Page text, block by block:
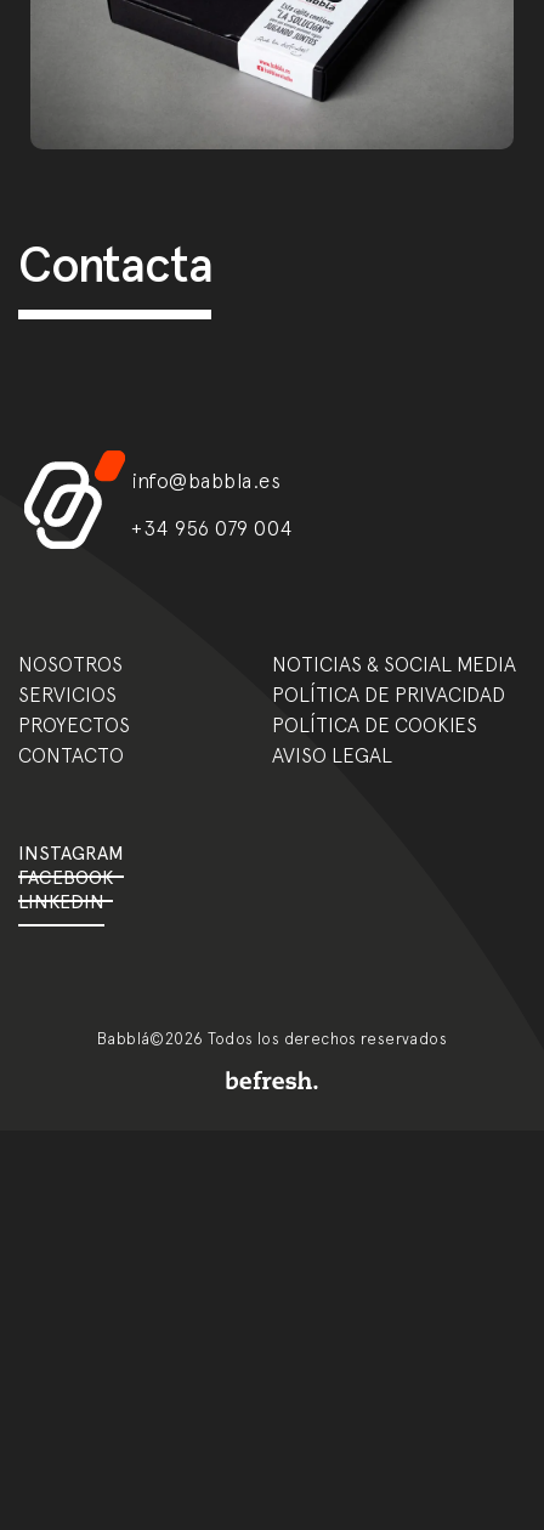
Contacta
info@babbla.es
+34 956 079 004
NOSOTROS
NOTICIAS & SOCIAL MEDIA
SERVICIOS
POLÍTICA DE PRIVACIDAD
PROYECTOS
POLÍTICA DE COOKIES
CONTACTO
AVISO LEGAL
INSTAGRAM
FACEBOOK
LINKEDIN
Babblá©2026 Todos los derechos reservados